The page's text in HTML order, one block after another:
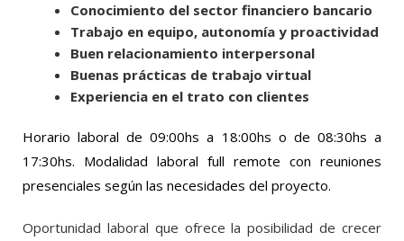
Conocimiento del sector financiero bancario
Trabajo en equipo, autonomía y proactividad
Buen relacionamiento interpersonal
Buenas prácticas de trabajo virtual
Experiencia en el trato con clientes
Horario laboral de 09:00hs a 18:00hs o de 08:30hs a
17:30hs. Modalidad laboral full remote con reuniones
presenciales según las necesidades del proyecto.
Oportunidad laboral que ofrece la posibilidad de crecer